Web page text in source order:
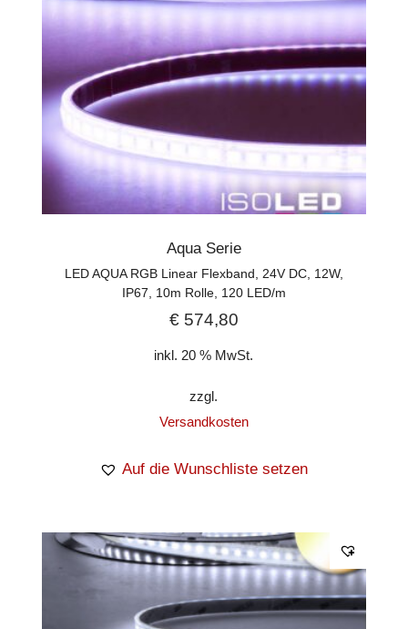
Aqua Serie
LED AQUA RGB Linear Flexband, 24V DC, 12W,
IP67, 10m Rolle, 120 LED/m
€574,80
inkl. 20 % MwSt.
zzgl.
Versandkosten
Auf die Wunschliste setzen